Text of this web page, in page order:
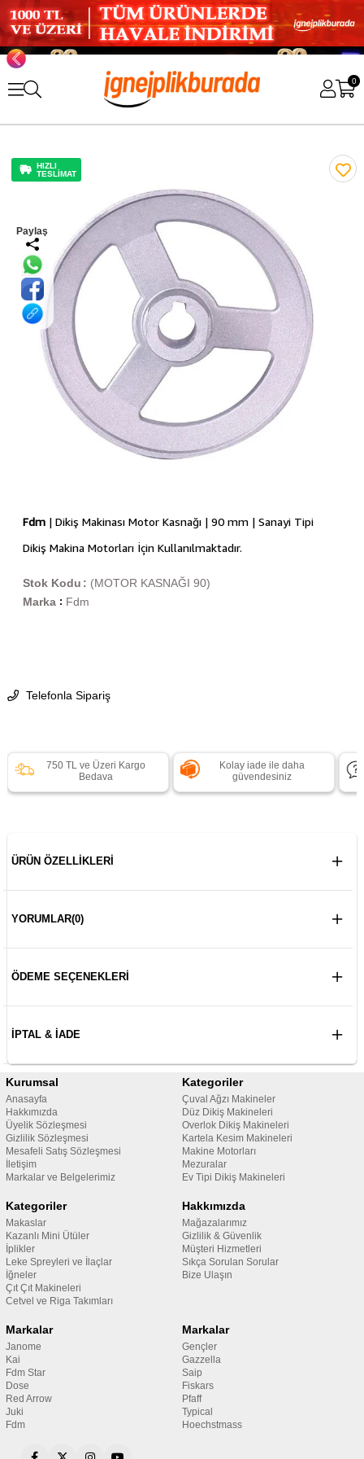
0
HIZLI
TESLİMAT
Paylaş
Fdm| Dikiş Makinası Motor Kasnağı | 90 mm | Sanayi Tipi
Dikiş Makina Motorları İçin Kullanılmaktadır.
(MOTOR KASNAĞI 90)
Stok Kodu
Marka : Fdm
Telefonla Sipariş
750 TL ve Üzeri Kargo
Bedava
Kolay iade ile daha
güvendesiniz
ÜRÜN ÖZELLIKLERI
YORUMLAR(0)
ÖDEME SEÇENEKLERI
İPTAL & İADE
Kurumsal
Anasayfa
Hakkımızda
Üyelik Sözleşmesi
Gizlilik Sözleşmesi
Mesafeli Satış Sözleşmesi
İletişim
Markalar ve Belgelerimiz
Kategoriler
Çuval Ağzı Makineler
Düz Dikiş Makineleri
Overlok Dikiş Makineleri
Kartela Kesim Makineleri
Makine Motorları
Mezuralar
Ev Tipi Dikiş Makineleri
Kategoriler
Makaslar
Kazanlı Mini Ütüler
İplikler
Leke Spreyleri ve İlaçlar
İğneler
Çıt Çıt Makineleri
Cetvel ve Riga Takımları
Hakkımızda
Mağazalarımız
Gizlilik & Güvenlik
Müşteri Hizmetleri
Sıkça Sorulan Sorular
Bize Ulaşın
Markalar
Janome
Kai
Fdm Star
Dose
Red Arrow
Juki
Fdm
Markalar
Gençler
Gazzella
Saip
Fiskars
Pfaff
Typical
Hoechstmass